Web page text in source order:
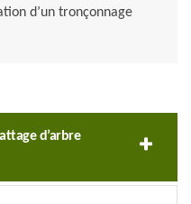
d’un tronçonnage
d’arbre